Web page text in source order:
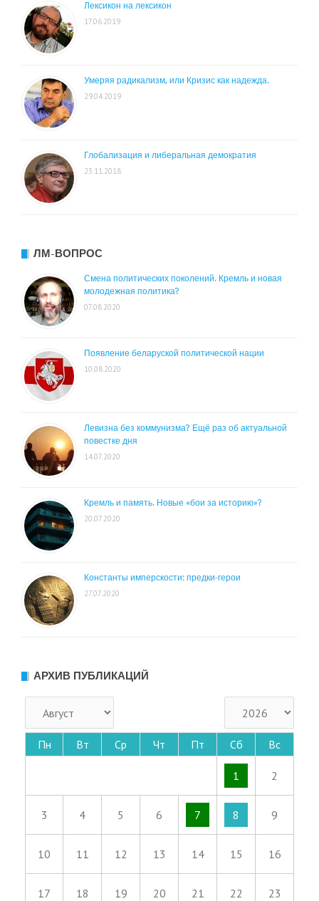
Лексикон на лексикон
17.06.2019
Умеряя радикализм, или Кризис как надежда.
29.04.2019
Глобализация и либеральная демократия
23.11.2018
ЛМ-ВОПРОС
Смена политических поколений. Кремль и новая
молодежная политика?
07.08.2020
Появление беларуской политической нации
10.08.2020
Левизна без коммунизма? Ещё раз об актуальной
повестке дня
14.07.2020
Кремль и память. Новые «бои за историю»?
20.07.2020
Константы имперскости: предки-герои
27.07.2020
АРХИВ ПУБЛИКАЦИЙ
Пн Вт Ср Чт Пт Сб Вс
1 2
3 4 5 6 7 8 9
10 11 12 13 14 15 16
17 18 19 20 21 22 23